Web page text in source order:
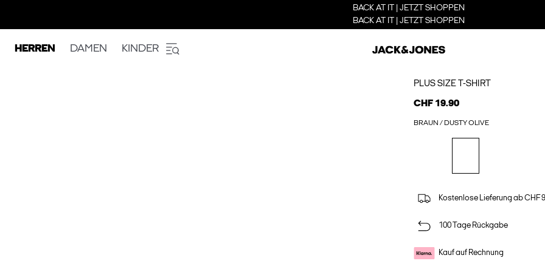
BACK AT IT | JETZT SHOPPEN
BACK AT IT | JETZT SHOPPEN
HERREN DAMEN KINDER
PLUS SIZE T-SHIRT
CHF 19.90
BRAUN / DUSTY OLIVE
Kostenlose Lieferung ab CHF
100 Tage Rückgabe
Kauf auf Rechnung